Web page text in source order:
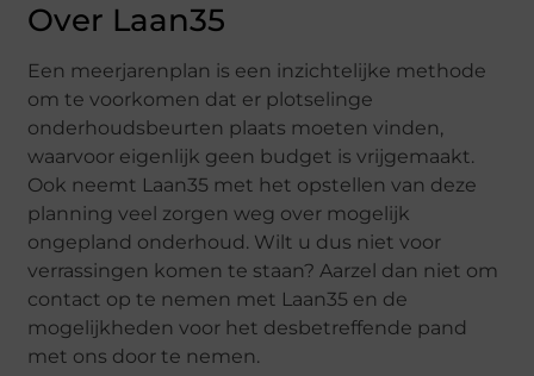
Over Laan35
Een meerjarenplan is een inzichtelijke methode
om te voorkomen dat er plotselinge
onderhoudsbeurten plaats moeten vinden,
waarvoor eigenlijk geen budget is vrijgemaakt.
Ook neemt Laan35 met het opstellen van deze
planning veel zorgen weg over mogelijk
ongepland onderhoud. Wilt u dus niet voor
verrassingen komen te staan? Aarzel dan niet om
contact op te nemen met Laan35 en de
mogelijkheden voor het desbetreffende pand
met ons door te nemen.